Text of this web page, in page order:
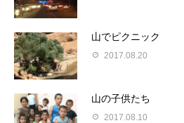
山でピクニック
2017.08.20
山の子供たち
2017.08.10